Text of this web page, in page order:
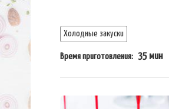
Холодные закуски
Время приготовления: 35 мин